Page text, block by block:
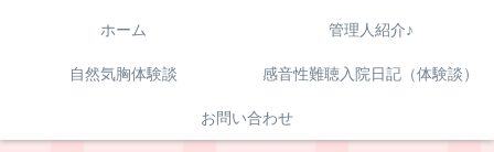
ホーム 管理人紹介♪
自然気胸体験談 感音性難聴入院日記（体験談）
お問い合わせ